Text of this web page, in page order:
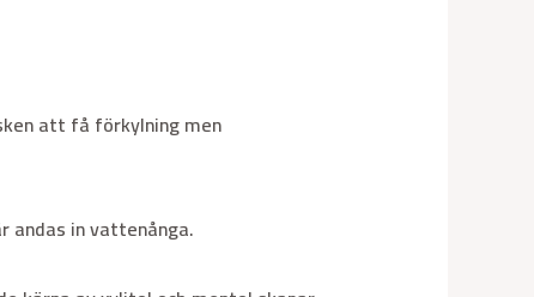
att få förkylning men
in vattenånga.